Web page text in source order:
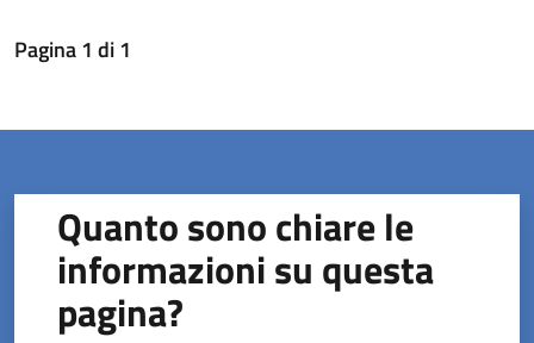
Pagina1 di1
Quanto sono chiare le
informazioni su questa
pagina?